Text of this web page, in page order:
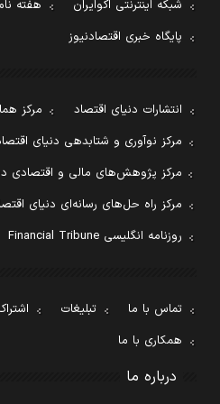
شبکه اینترنتی اکوایران
هفته
پایگاه خبری اقتصادنیوز
انتشارات دنیای اقتصاد
مرکز
مرکز نوآوری و شتابدهی دنیای
مرکز پژوهش‌های مالی و اقتصادی
مرکز راه حل‌های رسانه‌ای دنیای
روزنامه انگلیسی Financial Tribune
تماس با ما تبلیغات
همکاری با ما
درباره ما